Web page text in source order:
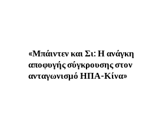
«Μπάιντεν και Σι: Η ανάγκη
αποφυγής σύγκρουσης στον
ανταγωνισμό ΗΠΑ-Κίνα»